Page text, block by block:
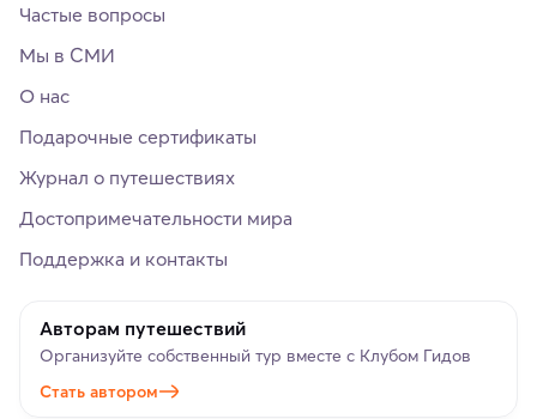
Частые вопросы
Мы в СМИ
О нас
Подарочные сертификаты
Журнал о путешествиях
Достопримечательности мира
Поддержка и контакты
Авторам путешествий
Организуйте собственный тур вместе с Клубом Гидов
Стать автором